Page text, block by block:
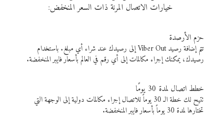
خيارات الاتصال المرنة ذات السعر المنخفض:
حزم الأرصدة
تتم إضافة رصيد Viber Out إلى رصيدك عند شراء أي مبلغ. باستخدام
رصيدك، يمكنك إجراء مكالمات إلى أي رقم في العالم بأسعار فايبر المنخفضة.
خطط اتصال لمدة 30 يومًا
تتيح لك خطة الـ 30 يوماً للاتصال إجراء مكالمات دولية إلى الوجهة التي
تختارها لمدة 30 يوماً بأسعار فايبر المنخفضة.